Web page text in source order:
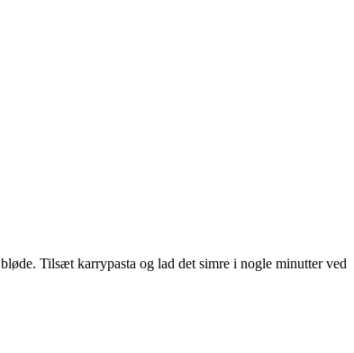
Tilsæt karrypasta og lad det simre i nogle minutter ved